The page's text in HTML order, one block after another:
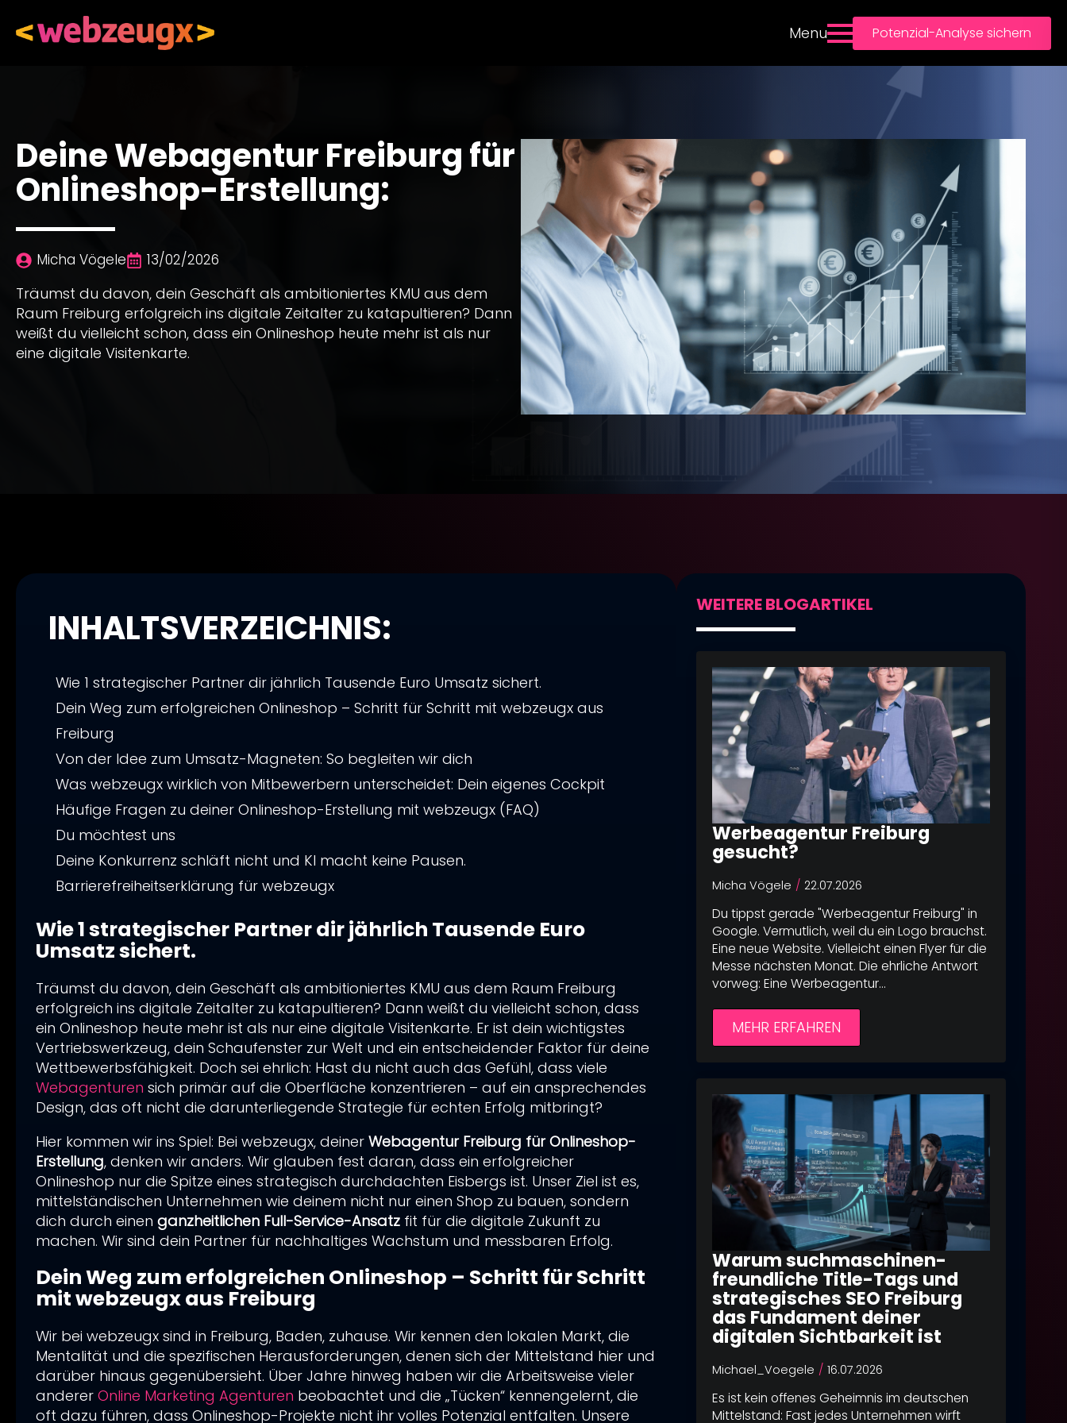
Menu Potenzial-Analyse sichern
Deine Webagentur Freiburg für
Onlineshop-Erstellung:
Micha Vögele 13/02/2026
Träumst du davon, dein Geschäft als ambitioniertes KMU aus dem
Raum Freiburg erfolgreich ins digitale Zeitalter zu katapultieren? Dann
weißt du vielleicht schon, dass ein Onlineshop heute mehr ist als nur
eine digitale Visitenkarte.
INHALTSVERZEICHNIS:
Wie 1 strategischer Partner dir jährlich Tausende Euro Umsatz sichert.
Dein Weg zum erfolgreichen Onlineshop – Schritt für Schritt mit webzeugx aus
Freiburg
Von der Idee zum Umsatz-Magneten: So begleiten wir dich
Was webzeugx wirklich von Mitbewerbern unterscheidet: Dein eigenes Cockpit
Erfolgsgeschichten, die für sich sprechen – auch für dein Business
Häufige Fragen zu deiner Onlineshop-Erstellung mit webzeugx (FAQ)
Ist ein Full-Service-Ansatz nicht viel zu teuer für mein KMU?
Kann ich meinen Onlineshop dann überhaupt noch selbst verwalten?
Was unterscheidet webzeugx wirklich von anderen Webagenturen in Freiburg?
Du möchtest uns
Werbeagentur Freiburg gesucht?
Warum suchmaschinen- freundliche Title-Tags und strategisches SEO Freiburg
Schluss mit Alibi-Marketing: Die Content Stategie 2026
Deine Webagentur Freiburg für Onlineshop-Erstellung:
Dein Online-Vertriebs-Turbo: Wie Du mit unserer Webagentur in Freiburg jetzt
sofort Leads zu Kunden machst
Dein Digitaler Vorsprung 2026: Wie deine Webagentur in Freiburg mit 3 Neuro-
Hacks die Konkurrenz überflügelt!
Dein Sales Funnel: Wie Du 5 Phasen beherrschst & Deinen Online-Shop-Umsatz um
bis zu 95% steigerst
Dein Gamechanger für Neukundengewinnung: So verwandelst Du Website-
Anfragen in Gold – Die 7-Schritte-Strategie!
Deine Konkurrenz schläft nicht und KI macht keine Pausen.
Barrierefreiheitserklärung für webzeugx
Barrierefreiheitsfunktionen
Feedback und Kontakt
Wie 1 strategischer Partner dir jährlich Tausende Euro
Umsatz sichert.
Träumst du davon, dein Geschäft als ambitioniertes KMU aus dem Raum Freiburg
erfolgreich ins digitale Zeitalter zu katapultieren? Dann weißt du vielleicht schon, dass
ein Onlineshop heute mehr ist als nur eine digitale Visitenkarte. Er ist dein wichtigstes
Vertriebswerkzeug, dein Schaufenster zur Welt und ein entscheidender Faktor für deine
Wettbewerbsfähigkeit. Doch sei ehrlich: Hast du nicht auch das Gefühl, dass viele
Webagenturen sich primär auf die Oberfläche konzentrieren – auf ein ansprechendes
Design, das oft nicht die darunterliegende Strategie für echten Erfolg mitbringt?
Hier kommen wir ins Spiel: Bei webzeugx, deiner Webagentur Freiburg für Onlineshop-
Erstellung, denken wir anders. Wir glauben fest daran, dass ein erfolgreicher
Onlineshop nur die Spitze eines strategisch durchdachten Eisbergs ist. Unser Ziel ist es,
mittelständischen Unternehmen wie deinem nicht nur einen Shop zu bauen, sondern
dich durch einen ganzheitlichen Full-Service-Ansatz fit für die digitale Zukunft zu
machen. Wir sind dein Partner für nachhaltiges Wachstum und messbaren Erfolg.
Dein Weg zum erfolgreichen Onlineshop – Schritt für Schritt
mit webzeugx aus Freiburg
Wir bei webzeugx sind in Freiburg, Baden, zuhause. Wir kennen den lokalen Markt, die
Mentalität und die spezifischen Herausforderungen, denen sich der Mittelstand hier und
darüber hinaus gegenübersieht. Über Jahre hinweg haben wir die Arbeitsweise vieler
anderer Online Marketing Agenturen beobachtet und die „Tücken“ kennengelernt, die
oft dazu führen, dass Onlineshop-Projekte nicht ihr volles Potenzial entfalten. Unsere
WEITERE BLOGARTIKEL
Werbeagentur Freiburg
gesucht?
Micha Vögele 22.07.2026
Du tippst gerade "Werbeagentur Freiburg" in
Google. Vermutlich, weil du ein Logo brauchst.
Eine neue Website. Vielleicht einen Flyer für die
Messe nächsten Monat. Die ehrliche Antwort
vorweg: Eine Werbeagentur…
MEHR ERFAHREN
Warum suchmaschinen-
freundliche Title-Tags und
strategisches SEO Freiburg
das Fundament deiner
digitalen Sichtbarkeit ist
Michael_Voegele 16.07.2026
Es ist kein offenes Geheimnis im deutschen
Mittelstand: Fast jedes Unternehmen wirft
Willst du wirklich so gehen – und der
Konkurrenz das Feld überlassen?